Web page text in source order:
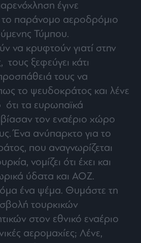
έγινε
το παράνομο αεροδρόμιο
Τύμπου.
να κρυφτούν γιατί στην
ξεφεύγει κάτι
τους να
το ψευδοκράτος και λένε
ότι τα ευρωπαϊκά
τον εναέριο χώρο
Ένα ανύπαρκτο για το
που αναγνωρίζεται
νομίζει ότι έχει και
ύδατα και ΑΟΖ.
ένα ψέμα. Θυμάστε τη
τουρκικών
στον εθνικό εναέριο
αερομαχίες; Λένε,